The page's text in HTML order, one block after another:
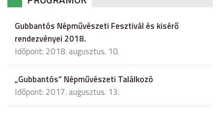
Gubbantós Népművészeti Fesztivál és kisérő
rendezvényei 2018.
Időpont: 2018. augusztus. 10.
„Gubbantós” Népművészeti Találkozó
Időpont: 2017. augusztus. 13.